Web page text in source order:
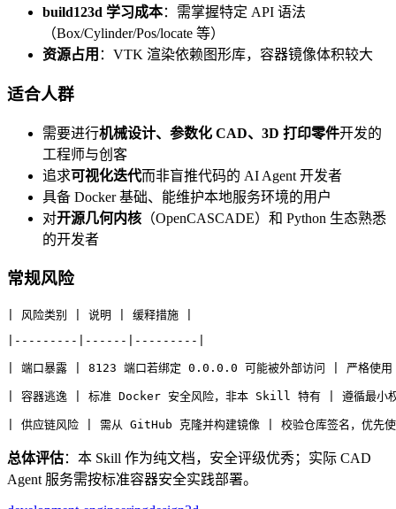
build123d 学习成本：需掌握特定 API 语法
（Box/Cylinder/Pos/locate 等）
资源占用 ：VTK 渲染依赖图形库，容器镜像体积较大
适合人群
需要进行机械设计、参数化 CAD、3D 打印零件开发的
工程师与创客
追求可视化迭代而非盲推代码的 AI Agent 开发者
具备 Docker 基础、能维护本地服务环境的用户
对开源几何内核 （OpenCASCADE）和 Python 生态熟悉
的开发者
常规风险
| 风险类别 | 说明 | 缓释措施 |
|---------|------|---------|
| 端口暴露 | 8123 端口若绑定 0.0.0.0 可能被外部访问 | 严格
| 容器逃逸 | 标准 Docker 安全风险，非本 Skill 特有 | 遵循最小
| 供应链风险 | 需从 GitHub 克隆并构建镜像 | 校验仓库签名，优先
总体评估：本 Skill 作为纯文档，安全评级优秀；实际 CAD
Agent 服务需按标准容器安全实践部署。